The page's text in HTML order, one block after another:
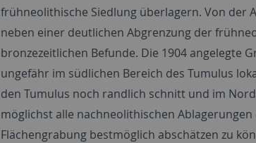
frühneolithische Siedlung überlagern. Von der
neben einer deutlichen Abgrenzung der
bronzezeitlichen Befunde. Die 1904 angelegte
ungefähr im südlichen Bereich des Tumulus
den Tumulus noch randlich schnitt und im
möglichst alle nachneolithischen
Flächengrabung bestmöglich abschätzen zu